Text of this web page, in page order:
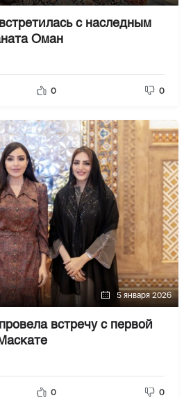
с наследным
Оман
0 0
5 января 2026
встречу с первой
0 0